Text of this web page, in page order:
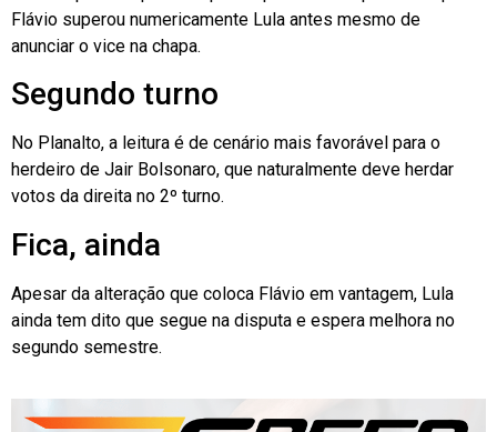
Flávio superou numericamente Lula antes mesmo de
anunciar o vice na chapa.
Segundo turno
No Planalto, a leitura é de cenário mais favorável para o
herdeiro de Jair Bolsonaro, que naturalmente deve herdar
votos da direita no 2º turno.
Fica, ainda
Apesar da alteração que coloca Flávio em vantagem, Lula
ainda tem dito que segue na disputa e espera melhora no
segundo semestre.